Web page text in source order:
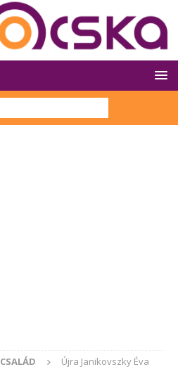
CSALÁD
Újra Janikovszky Éva